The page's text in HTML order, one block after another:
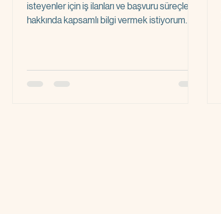
isteyenler için iş ilanları ve başvuru süreçleri
hakkında kapsamlı bilgi vermek istiyorum. Bu
şoförü olmanın gereklilikleri, iş ilanlarına nasıl